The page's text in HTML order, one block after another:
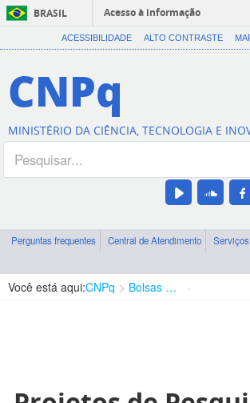
BRASIL
Acesso à informação
ACESSIBILIDADE ALTO CONTRASTE
CNPq
MINISTÉRIO DA CIÊNCIA, TECNOLOGIA E
Perguntas frequentes Central de Atendimento Serviços
Você está aqui:CNPq Bolsas e Auxílios Vigentes